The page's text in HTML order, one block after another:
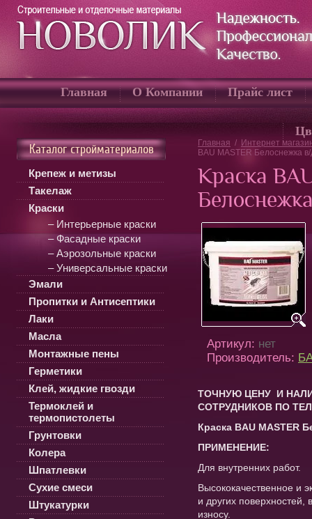
Главная О Компании Прайс лист
Каталог стройматериалов
Крепеж и метизы
Такелаж
Краски
– Интерьерные краски
– Фасадные краски
– Аэрозольные краски
– Универсальные краски
Эмали
Пропитки и Антисептики
Лаки
Масла
Монтажные пены
Герметики
Клей, жидкие гвозди
Термоклей и
термопистолеты
Грунтовки
Колера
Шпатлевки
Сухие смеси
Штукатурки
Главная / Интернет
BAU MASTER Белоснежка
Краска
Артикул: нет
Производитель:
ТОЧНУЮ ЦЕНУ И
СОТРУДНИКОВ ПО
Краска BAU MASTER
ПРИМЕНЕНИЕ:
Для внутренних работ.
Высококачественное и
и других поверхностей,
износу.